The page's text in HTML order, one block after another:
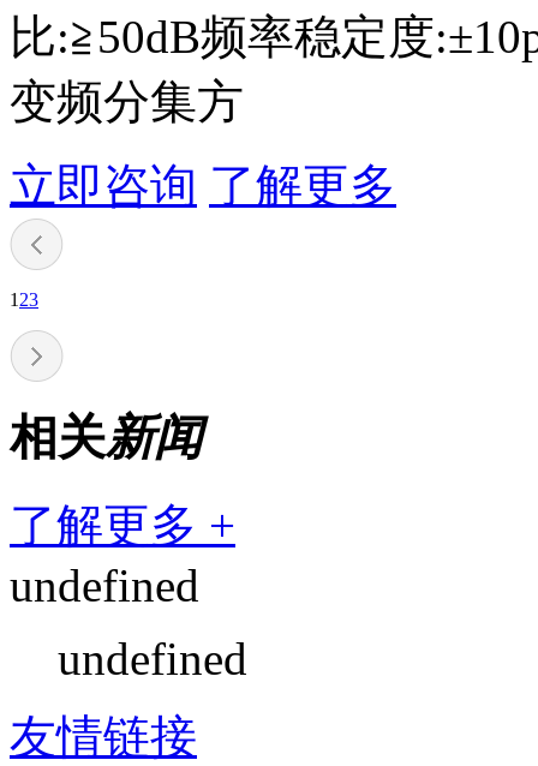
比:≧50dB频率稳定度
变频分集方
立即咨询 了解更多
1 23
相关新闻
了解更多 +
undefined
undefined
友情链接